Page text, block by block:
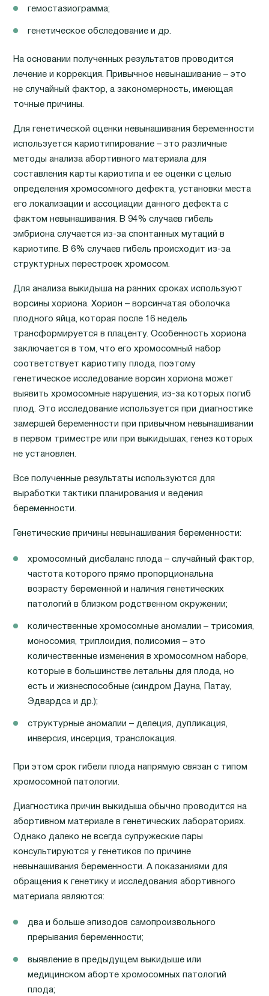
гемостазиограмма;
генетическое обследование и др.
На основании полученных результатов проводится
лечение и коррекция. Привычное невынашивание – это
не случайный фактор, а закономерность, имеющая
точные причины.
Для генетической оценки невынашивания беременности
используется кариотипирование – это различные
методы анализа абортивного материала для
составления карты кариотипа и ее оценки с целью
определения хромосомного дефекта, установки места
его локализации и ассоциации данного дефекта с
фактом невынашивания. В 94% случаев гибель
эмбриона случается из-за спонтанных мутаций в
кариотипе. В 6% случаев гибель происходит из-за
структурных перестроек хромосом.
Для анализа выкидыша на ранних сроках используют
ворсины хориона. Хорион – ворсинчатая оболочка
плодного яйца, которая после 16 недель
трансформируется в плаценту. Особенность хориона
заключается в том, что его хромосомный набор
соответствует кариотипу плода, поэтому
генетическое исследование ворсин хориона может
выявить хромосомные нарушения, из-за которых погиб
плод. Это исследование используется при диагностике
замершей беременности при привычном невынашивании
в первом триместре или при выкидышах, генез которых
не установлен.
Все полученные результаты используются для
выработки тактики планирования и ведения
беременности.
Генетические причины невынашивания беременности:
хромосомный дисбаланс плода – случайный фактор,
частота которого прямо пропорциональна
возрасту беременной и наличия генетических
патологий в близком родственном окружении;
количественные хромосомные аномалии – трисомия,
моносомия, триплоидия, полисомия – это
количественные изменения в хромосомном наборе,
которые в большинстве летальны для плода, но
есть и жизнеспособные (синдром Дауна, Патау,
Эдвардса и др.);
структурные аномалии – делеция, дупликация,
инверсия, инсерция, транслокация.
При этом срок гибели плода напрямую связан с типом
хромосомной патологии.
Диагностика причин выкидыша обычно проводится на
абортивном материале в генетических лабораториях.
Однако далеко не всегда супружеские пары
консультируются у генетиков по причине
невынашивания беременности. А показаниями для
обращения к генетику и исследования абортивного
материала являются:
два и больше эпизодов самопроизвольного
прерывания беременности;
выявление в предыдущем выкидыше или
медицинском аборте хромосомных патологий
плода;